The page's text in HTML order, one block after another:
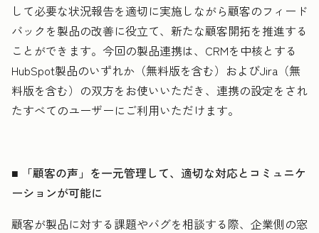
して必要な状況報告を適切に実施しながら顧客のフィード
バックを製品の改善に役立て、新たな顧客開拓を推進する
ことができます。今回の製品連携は、CRMを中核とする
HubSpot製品のいずれか（無料版を含む）およびJira（無
料版を含む）の双方をお使いいただき、連携の設定をされ
たすべてのユーザーにご利用いただけます。
■ 「顧客の声」を一元管理して、適切な対応とコミュニケ
ーションが可能に
顧客が製品に対する課題やバグを相談する際、企業側の窓